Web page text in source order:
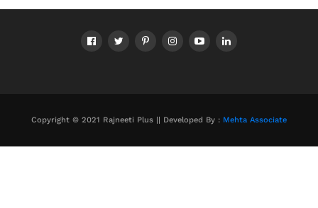
Copyright © 2021 Rajneeti Plus || Developed By : Mehta Associate